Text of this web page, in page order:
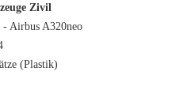
Zivil
- Airbus A320neo
(Plastik)